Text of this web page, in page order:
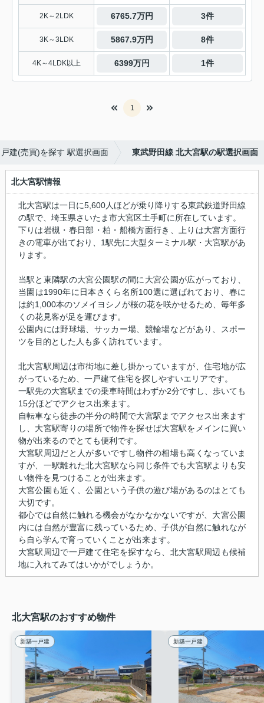
2K～2LDK 6765.7万円 3件
3K～3LDK 5867.9万円 8件
4K～4LDK以上 6399万円 1件
1
建(売買)を探す 駅選択画面 東武野田線 北大宮駅の駅選択画面
北大宮駅情報
北大宮駅は一日に5,600人ほどが乗り降りする東武鉄道野田線
の駅で、埼玉県さいたま市大宮区土手町に所在しています。
下りは岩槻・春日部・柏・船橋方面行き、上りは大宮方面行
きの電車が出ており、1駅先に大型ターミナル駅・大宮駅があ
ります。
当駅と東隣駅の大宮公園駅の間に大宮公園が広がっており、
当園は1990年に日本さくら名所100選に選ばれており、春に
は約1,000本のソメイヨシノが桜の花を咲かせるため、毎年多
くの花見客が足を運びます。
公園内には野球場、サッカー場、競輪場などがあり、スポー
ツを目的とした人も多く訪れています。
北大宮駅周辺は市街地に差し掛かっていますが、住宅地が広
がっているため、一戸建て住宅を探しやすいエリアです。
一駅先の大宮駅までの乗車時間はわずか2分ですし、歩いても
15分ほどでアクセス出来ます。
自転車なら徒歩の半分の時間で大宮駅までアクセス出来ます
し、大宮駅寄りの場所で物件を探せば大宮駅をメインに買い
物が出来るのでとても便利です。
大宮駅周辺だと人が多いですし物件の相場も高くなっていま
すが、一駅離れた北大宮駅なら同じ条件でも大宮駅よりも安
い物件を見つけることが出来ます。
大宮公園も近く、公園という子供の遊び場があるのはとても
大切です。
都心では自然に触れる機会がなかなかないですが、大宮公園
内には自然が豊富に残っているため、子供が自然に触れなが
ら自ら学んで育っていくことが出来ます。
大宮駅周辺で一戸建て住宅を探すなら、北大宮駅周辺も候補
地に入れてみてはいかがでしょうか。
北大宮駅のおすすめ物件
新築一戸建 新築一戸建